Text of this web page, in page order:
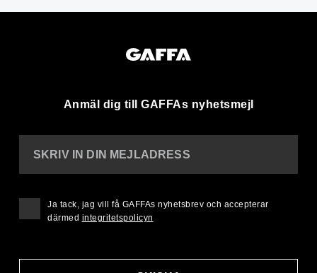
Anmäl dig till GAFFAs nyhetsmejl
SKRIV IN DIN MEJLADRESS
Ja tack, jag vill få GAFFAs nyhetsbrev och accepterar
därmed integritetspolicyn